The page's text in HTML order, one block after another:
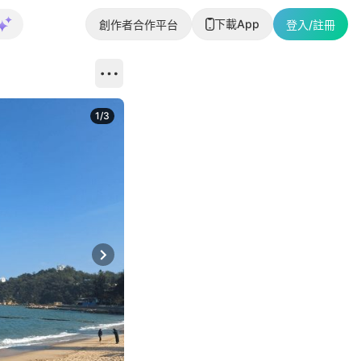
創作者合作平台 下載App 登入/註冊
Next slide
1/3